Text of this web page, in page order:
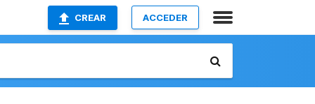
CREAR ACCEDER